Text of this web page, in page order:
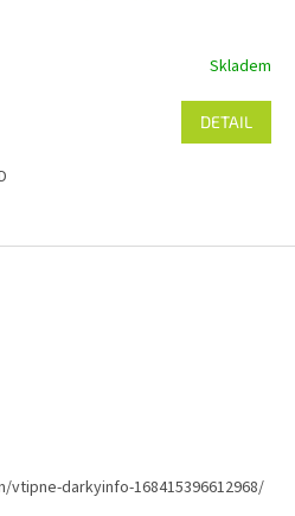
Skladem
DETAIL
darkyinfo-168415396612968/